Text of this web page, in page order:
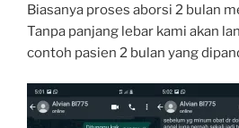
Biasanya proses aborsi 2 bulan
Tanpa panjang lebar kami akan
contoh pasien 2 bulan yang